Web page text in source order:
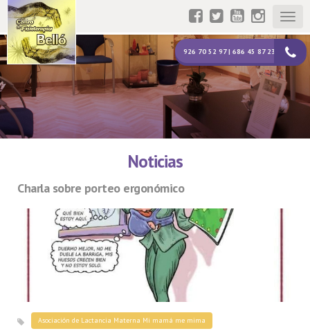
926 70 52 97 | 686 45 87 23
Noticias
Charla sobre porteo ergonómico
Asociación de Lactancia Materna Mi mamá me mima